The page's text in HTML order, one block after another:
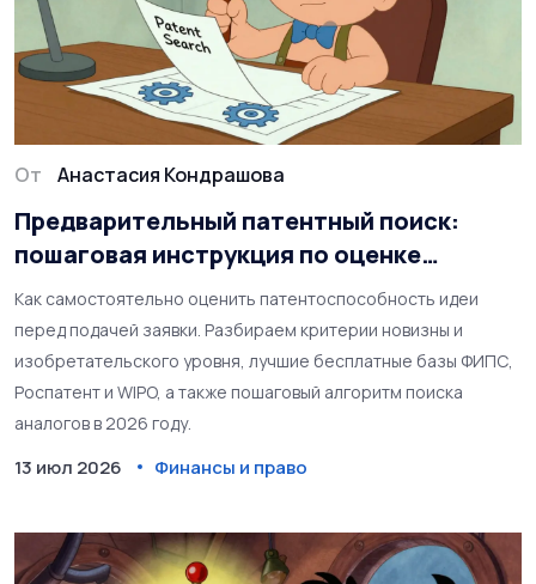
От Анастасия Кондрашова
Предварительный патентный поиск:
пошаговая инструкция по оценке
патентоспособности идеи
Как самостоятельно оценить патентоспособность идеи
перед подачей заявки. Разбираем критерии новизны и
изобретательского уровня, лучшие бесплатные базы ФИПС,
Роспатент и WIPO, а также пошаговый алгоритм поиска
аналогов в 2026 году.
13 июл 2026 Финансы и право